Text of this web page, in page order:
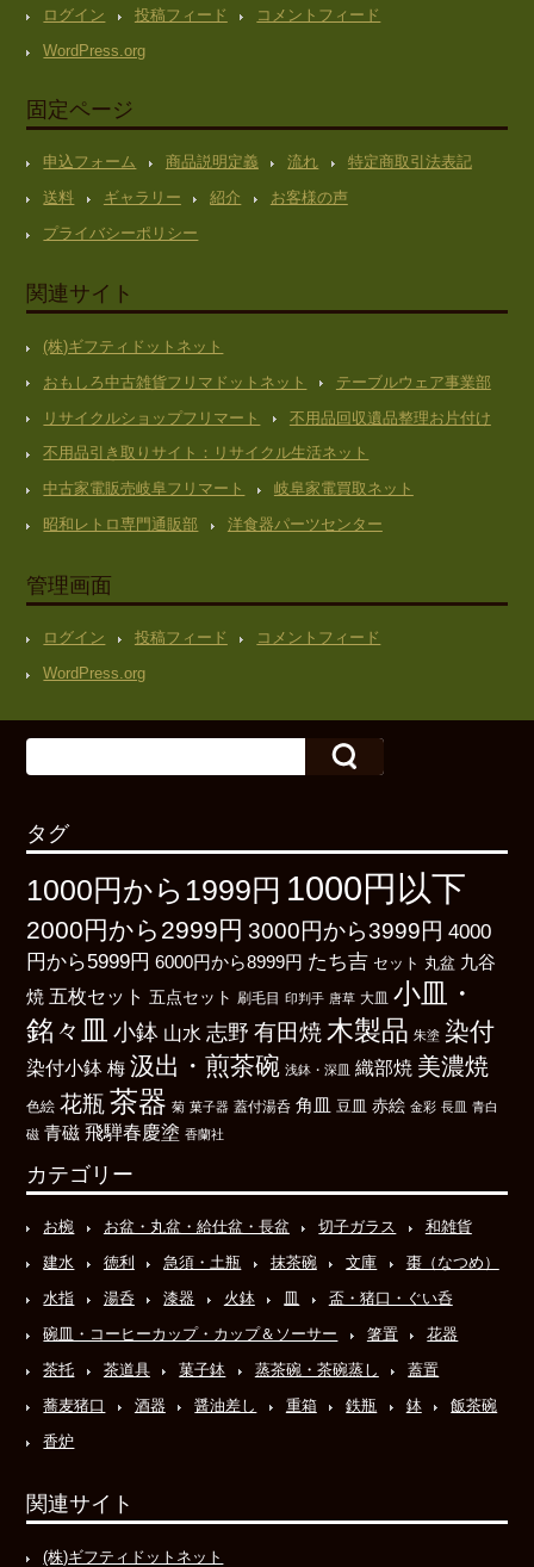
ログイン 投稿フィード
コメントフィード
WordPress.org
固定ページ
申込フォーム 商品説明定義 流れ
特定商取引法表記
送料
ギャラリー 紹介
お客様の声
プライバシーポリシー
関連サイト
(株)ギフティドットネット
おもしろ中古雑貨フリマドットネット
テーブルウェア事業部
リサイクルショップフリマート
不用品回収遺品整理お片付け
不用品引き取りサイト：リサイクル生活ネット
中古家電販売岐阜フリマート
岐阜家電買取ネット
昭和レトロ専門通販部
洋食器パーツセンター
管理画面
ログイン 投稿フィード
コメントフィード
WordPress.org
タグ
1000円から1999円 1000円以下
2000円から2999円 3000円から3999円 4000
円から5999円 6000円から8999円 たち吉 セット 丸盆 九谷
焼 五枚セット 五点セット 刷毛目 印判手 唐草 大皿 小皿・
銘々皿 小鉢 山水 志野 有田焼 木製品 朱塗 染付
染付小鉢 梅 汲出・煎茶碗 浅鉢・深皿 織部焼 美濃焼
色絵 花瓶 茶器 菊 菓子器 蓋付湯呑 角皿 豆皿 赤絵 金彩 長皿 青白
磁 青磁 飛騨春慶塗 香蘭社
カテゴリー
お椀 お盆・丸盆・給仕盆・長盆 切子ガラス
和雑貨
建水
徳利 急須・土瓶 抹茶碗 文庫
棗（なつめ）
水指
湯呑 漆器 火鉢 皿
盃・猪口・ぐい呑
碗皿・コーヒーカップ・カップ＆ソーサー
箸置
花器
茶托
茶道具 菓子鉢 蒸茶碗・茶碗蒸し
蓋置
蕎麦猪口
酒器 醤油差し 重箱 鉄瓶 鉢
飯茶碗
香炉
関連サイト
(株)ギフティドットネット